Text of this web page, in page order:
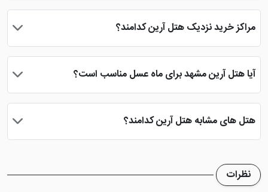
آرین مشهد
هتل آپارتمان آرین مشهد با ارائه امکانات و خدمات متنوع،
اقامتی راحت و دلنشین را برای میهمانان خود فراهم می‌کند.
برخی از این امکانات و خدمات، شامل موارد زیر است:
رستوران هتل آرین مشهد
این رستوران با منوی متنوع از غذاهای محلی و بین‌المللی،
تجربه‌ای لذت‌بخش از صرف غذا را برای میهمانان فراهم
دسترسی این هتل به سیستم حمل و نقل عمومی همچونو ایستگاه
اتوبوس بی آر تی مطلوب است
مراکز خرید نزدیک هتل آرین کدامند؟
از مراکز خرید نزدیک هتل می توان به بازار رضا، بازار سرشور، بازار بلور و
... اشاره کرد.
آیا هتل آرین مشهد برای ماه عسل مناسب است؟
بله این هتل برای زوجینی که به دنبال اقامتی ارزان هستند مناسب می
هتل های مشابه هتل آرین کدامند؟
از هتل هایی که مشابه هتل آرین مشهد هستند می توان به هتل
نظرات